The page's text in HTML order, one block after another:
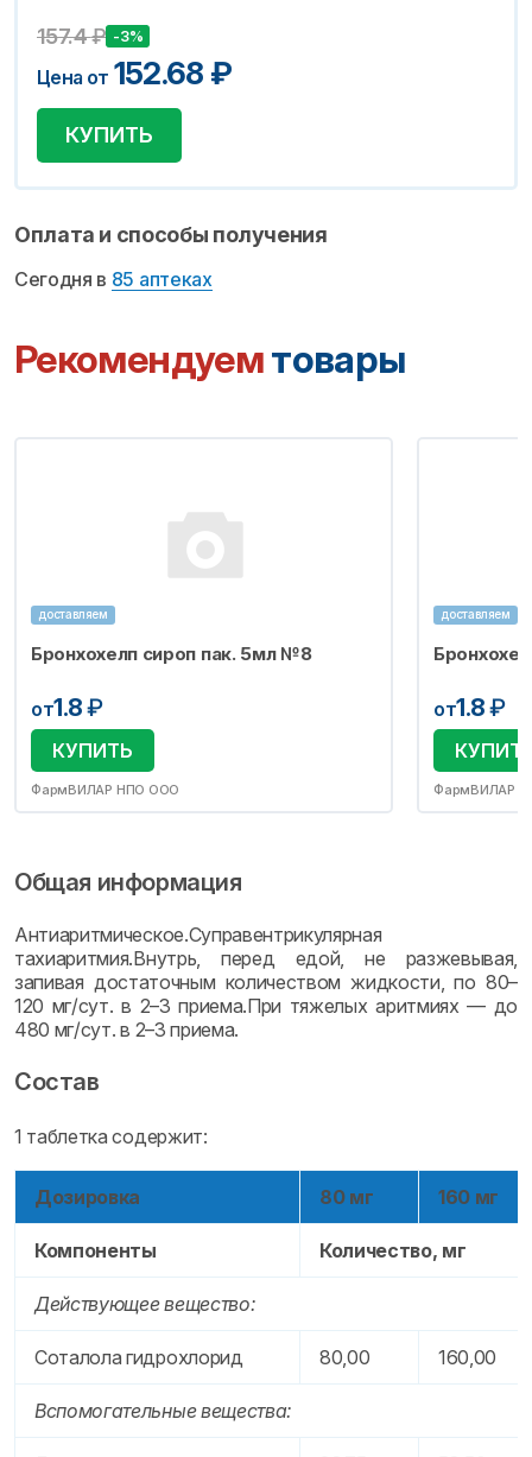
157.4₽ -3%
Цена от 152.68 ₽
КУПИТЬ
Оплата и способы получения
Сегодня в 85 аптеках
Рекомендуемтовары
доставляем
Бронхохелп сироп пак. 5мл №8
от1.8₽
КУПИТЬ
ФармВИЛАР НПО ООО
доставляем
от1.8₽
ФармВИЛАР
Общая информация
Антиаритмическое.Суправентрикулярная
тахиаритмия.Внутрь, перед едой, не разжевывая,
запивая достаточным количеством жидкости, по 80–
120 мг/сут. в 2–3 приема.При тяжелых аритмиях — до
480 мг/сут. в 2–3 приема.
Состав
1 таблетка содержит:
Дозировка 80 мг 160 мг
Компоненты Количество, мг
Действующее вещество:
Соталола гидрохлорид 80,00 160,00
Вспомогательные вещества: